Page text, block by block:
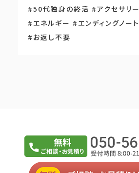
#50代独身の終活 #アクセサリー
#エネルギー #エンディングノート
#お返し不要